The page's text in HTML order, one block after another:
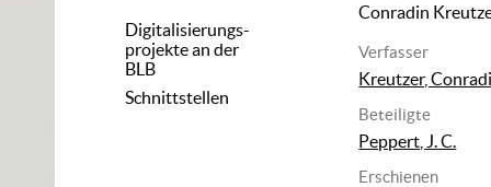
Digitalisierungs-
projekte an der
BLB
Schnittstellen
Conradin
Verfasser
Kreutzer,
Beteiligte
Peppert, J. C.
Erschienen